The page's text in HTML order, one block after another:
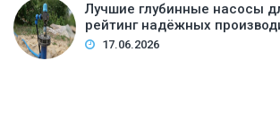
Лучшие глубинные насосы
рейтинг надёжных
17.06.2026